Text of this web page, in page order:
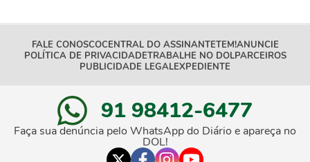
FALE CONOSCOCENTRAL DO ASSINANTETEM!ANUNCIE
POLÍTICA DE PRIVACIDADETRABALHE NO DOLPARCEIROS
PUBLICIDADE LEGALEXPEDIENTE
91 98412-6477
Faça sua denúncia pelo WhatsApp do Diário e apareça no
DOL!